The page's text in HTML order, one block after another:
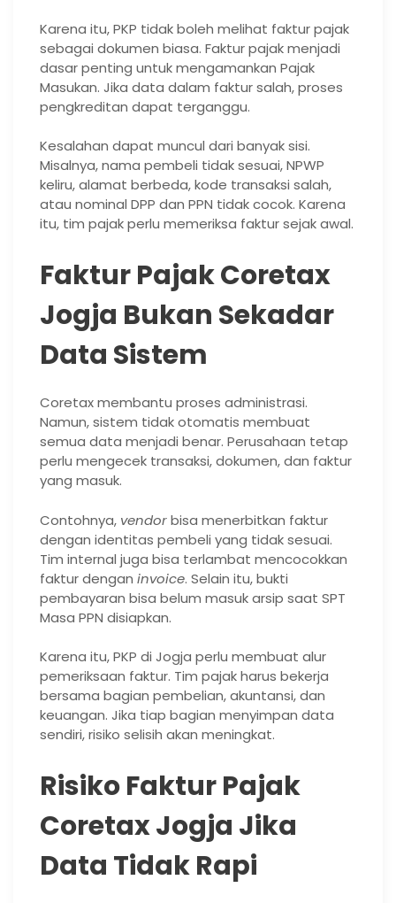
Karena itu, PKP tidak boleh melihat faktur pajak
sebagai dokumen biasa. Faktur pajak menjadi
dasar penting untuk mengamankan Pajak
Masukan. Jika data dalam faktur salah, proses
pengkreditan dapat terganggu.
Kesalahan dapat muncul dari banyak sisi.
Misalnya, nama pembeli tidak sesuai, NPWP
keliru, alamat berbeda, kode transaksi salah,
atau nominal DPP dan PPN tidak cocok. Karena
itu, tim pajak perlu memeriksa faktur sejak awal.
Faktur Pajak Coretax
Jogja Bukan Sekadar
Data Sistem
Coretax membantu proses administrasi.
Namun, sistem tidak otomatis membuat
semua data menjadi benar. Perusahaan tetap
perlu mengecek transaksi, dokumen, dan faktur
yang masuk.
Contohnya, vendorbisa menerbitkan faktur
dengan identitas pembeli yang tidak sesuai.
Tim internal juga bisa terlambat mencocokkan
faktur dengan invoice. Selain itu, bukti
pembayaran bisa belum masuk arsip saat SPT
Masa PPN disiapkan.
Karena itu, PKP di Jogja perlu membuat alur
pemeriksaan faktur. Tim pajak harus bekerja
bersama bagian pembelian, akuntansi, dan
keuangan. Jika tiap bagian menyimpan data
sendiri, risiko selisih akan meningkat.
Risiko Faktur Pajak
Coretax Jogja Jika
Data Tidak Rapi